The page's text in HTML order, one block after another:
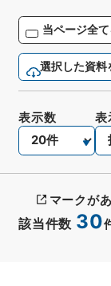
当ページ全
選択した資料
該当件数 30
表示数 表
マークが